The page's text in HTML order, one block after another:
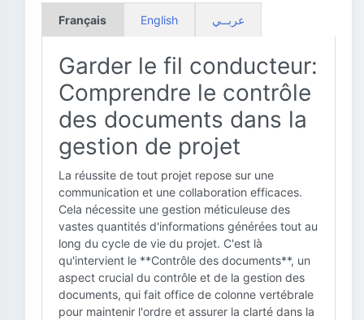
Français English عربــي
Garder le fil conducteur:
Comprendre le contrôle
des documents dans la
gestion de projet
La réussite de tout projet repose sur une
communication et une collaboration efficaces.
Cela nécessite une gestion méticuleuse des
vastes quantités d'informations générées tout au
long du cycle de vie du projet. C'est là
qu'intervient le **Contrôle des documents**, un
aspect crucial du contrôle et de la gestion des
documents, qui fait office de colonne vertébrale
pour maintenir l'ordre et assurer la clarté dans la